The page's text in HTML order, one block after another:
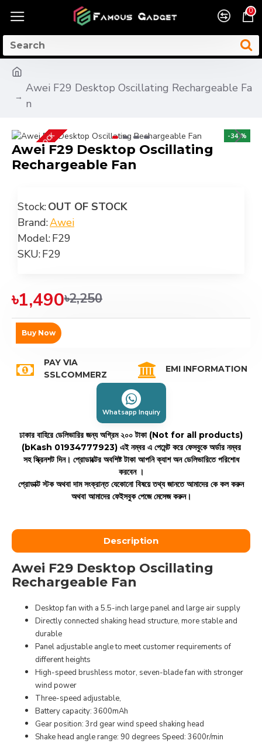
0
Awei F29 Desktop Oscillating Rechargeable Fa
n
-34 %
OUT OF STOCK
Awei F29 Desktop Oscillating
Rechargeable Fan
Stock:OUT OF STOCK
Brand:Awei
Model:F29
SKU:F29
৳1,490৳2,250
Buy Now
PAY VIA
SSLCOMMERZ
EMI INFORMATION
Whatsapp Inquiry
ঢাকার বাহিরে ডেলিভারির জন্য অগ্রিম ২০০ টাকা (Not for all products)
(bKash 01934777923) এই নম্বর এ পেমেন্ট করে ফেসবুকে অর্ডার নম্বর
সহ স্ক্রিনশট দিন। প্রোডাক্টের অবশিষ্ট টাকা আপনি ক্যাশ অন ডেলিভারিতে পরিশোধ
করবেন ।
প্রোডাক্ট স্টক অথবা দাম সংক্রান্ত যেকোনো বিষয়ে তথ্য জানতে আমাদের কে কল করুন
অথবা আমাদের ফেইসবুক পেজে মেসেজ করুন।
Description
Awei F29 Desktop Oscillating
Rechargeable Fan
Desktop fan with a 5.5-inch large panel and large air supply
Directly connected shaking head structure, more stable and
durable
Panel adjustable angle to meet customer requirements of
different heights
High-speed brushless motor, seven-blade fan with stronger
wind power
Three-speed adjustable,
Battery capacity: 3600mAh
Gear position: 3rd gear wind speed shaking head
Shake head angle range: 90 degrees Speed: 3600r/min